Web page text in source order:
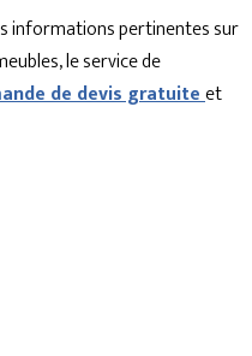
informations pertinentes sur
le service de
de devis gratuiteet